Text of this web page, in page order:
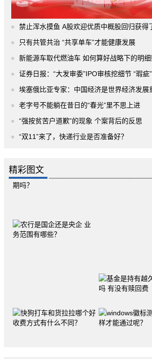
禁止浑水摸鱼 A股欢迎优质中概股回归获得了
只有共管共治 “共享单车”才能健康发展
新能源车取代燃油车 如何算好战略下的明
证券日报：“大发审委”IPO审核挖细节 “瑕疵”企
埃塞俄比亚专家：中国经济是世界经济发展
老字号不能躺在昔日的“春光”里不思上进
“强按贫苦户道歉”的现象 个案背后的反思
“双11”来了，快递行业是否准备好？
精彩图文